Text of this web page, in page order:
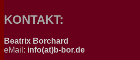
KONTAKT:
Beatrix Borchard
eMail: info(at)b-bor.de